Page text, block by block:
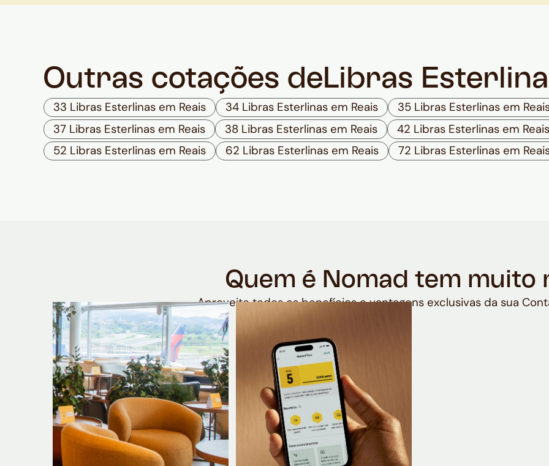
Outras cotações de Libras
33 Libras Esterlinas em Reais 34 Libras Esterlinas em Reais
35 Libras Esterlinas em
37 Libras Esterlinas em Reais
38 Libras Esterlinas em Reais
42 Libras Esterlinas em Reais
52 Libras Esterlinas em Reais
62 Libras Esterlinas em Reais 72 Libras Esterlinas em
Quem é Nomad tem muito
Aproveite todos os benefícios e vantagens exclusivas da sua